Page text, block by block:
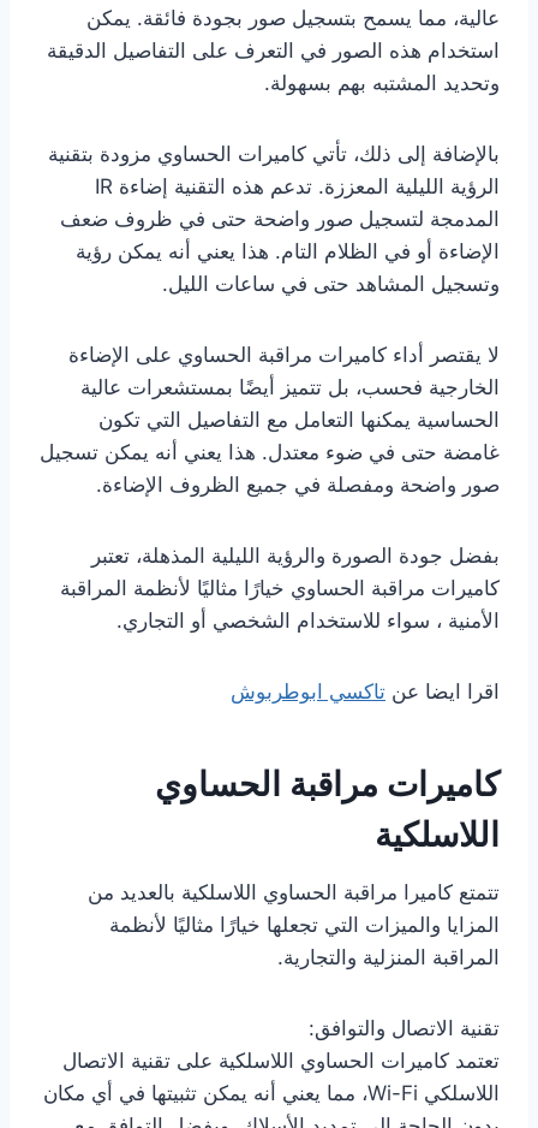
عالية، مما يسمح بتسجيل صور بجودة فائقة. يمكن
استخدام هذه الصور في التعرف على التفاصيل الدقيقة
وتحديد المشتبه بهم بسهولة.
بالإضافة إلى ذلك، تأتي كاميرات الحساوي مزودة بتقنية
الرؤية الليلية المعززة. تدعم هذه التقنية إضاءة IR
المدمجة لتسجيل صور واضحة حتى في ظروف ضعف
الإضاءة أو في الظلام التام. هذا يعني أنه يمكن رؤية
وتسجيل المشاهد حتى في ساعات الليل.
لا يقتصر أداء كاميرات مراقبة الحساوي على الإضاءة
الخارجية فحسب، بل تتميز أيضًا بمستشعرات عالية
الحساسية يمكنها التعامل مع التفاصيل التي تكون
غامضة حتى في ضوء معتدل. هذا يعني أنه يمكن تسجيل
صور واضحة ومفصلة في جميع الظروف الإضاءة.
بفضل جودة الصورة والرؤية الليلية المذهلة، تعتبر
كاميرات مراقبة الحساوي خيارًا مثاليًا لأنظمة المراقبة
الأمنية ، سواء للاستخدام الشخصي أو التجاري.
اقرا ايضا عن تاكسي ابوطربوش
كاميرات مراقبة الحساوي
اللاسلكية
تتمتع كاميرا مراقبة الحساوي اللاسلكية بالعديد من
المزايا والميزات التي تجعلها خيارًا مثاليًا لأنظمة
المراقبة المنزلية والتجارية.
تقنية الاتصال والتوافق:
تعتمد كاميرات الحساوي اللاسلكية على تقنية الاتصال
اللاسلكي Wi-Fi، مما يعني أنه يمكن تثبيتها في أي مكان